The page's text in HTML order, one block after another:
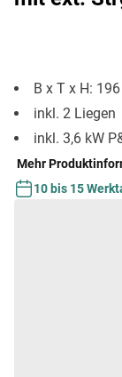
B x T x H:
inkl. 2 Liegen
inkl. 3,6 kW
Mehr
10 bis 15